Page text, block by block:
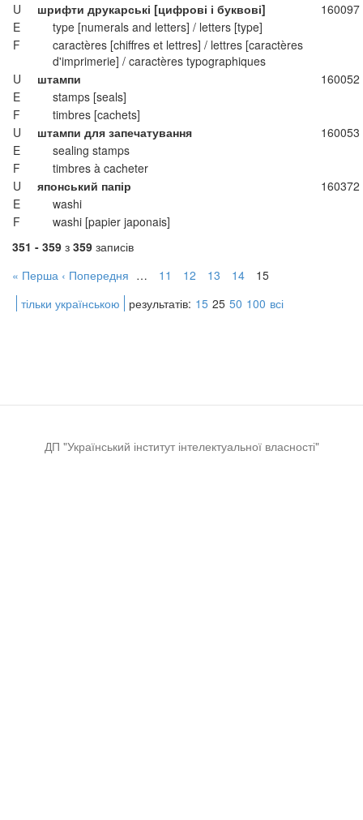
U
шрифти друкарські [цифрові і буквові]
160097
E
type [numerals and letters] / letters [type]
F
caractères [chiffres et lettres] / lettres [caractères
d'imprimerie] / caractères typographiques
U
штампи
160052
E
stamps [seals]
F
timbres [cachets]
U
штампи для запечатування
160053
E
sealing stamps
F
timbres à cacheter
U
японський папір
160372
E
washi
F
washi [papier japonais]
351 - 359 з 359 записів
« Перша ‹ Попередня … 11 12 13 14
15
тільки українською
результатів: 15 25 50 100 всі
ДП "Український інститут інтелектуальної власності"